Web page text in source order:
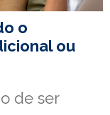
o
ou
de ser